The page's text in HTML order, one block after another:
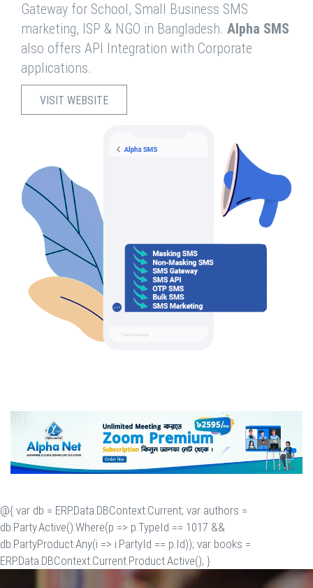
Gateway for School, Small Business SMS
marketing, ISP & NGO in Bangladesh. Alpha SMS
also offers API Integration with Corporate
applications.
VISIT WEBSITE
@{ var db = ERP.Data.DBContext.Current; var authors =
db.Party.Active().Where(p => p.TypeId == 1017 &&
db.PartyProduct.Any(i => i.PartyId == p.Id)); var books =
ERP.Data.DBContext.Current.Product.Active(); }